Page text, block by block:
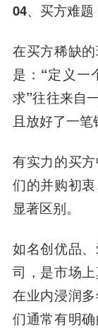
04、买方难
在买方稀缺
是： “定义一
求”往往来自
且放好了一笔
有实力的买
们的并购初
显著区别。
如名创优品
司，是市场
在业内浸润
们通常有明